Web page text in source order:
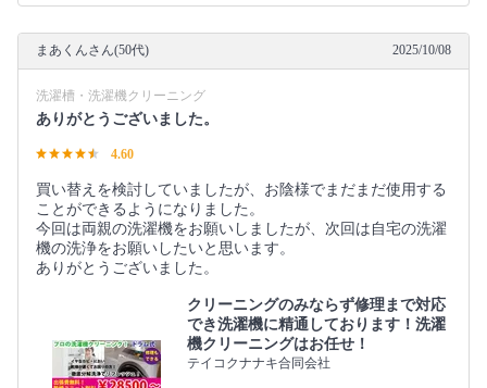
まあくんさん(50代) 2025/10/08
洗濯槽・洗濯機クリーニング
ありがとうございました。
4.60
買い替えを検討していましたが、お陰様でまだまだ使用する
ことができるようになりました。
今回は両親の洗濯機をお願いしましたが、次回は自宅の洗濯
機の洗浄をお願いしたいと思います。
ありがとうございました。
クリーニングのみならず修理まで対応
でき洗濯機に精通しております！洗濯
機クリーニングはお任せ！
テイコクナナキ合同会社